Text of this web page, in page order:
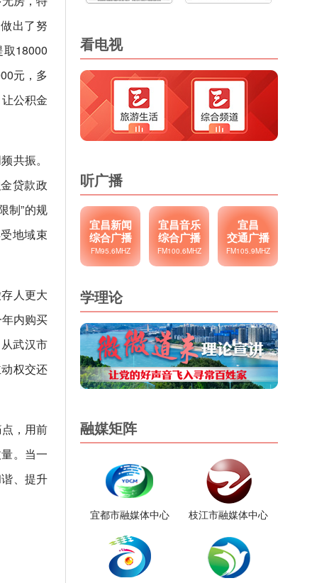
出了努
18000
元，多
公积金
共振。
贷款政
制”的规
地域束
人更大
内购买
武汉市
权交还
，用前
。当一
、提升
看电视
听广播
宜昌新闻
综合广播
FM95.6MHZ
宜昌音乐
综合广播
FM100.6MHZ
宜昌
交通广播
FM105.9MHZ
学理论
融媒矩阵
宜都市融媒体中心 枝江市融媒体中心